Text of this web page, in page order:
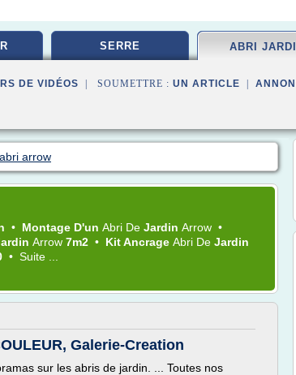
SERRE ABRI
DE VIDÉOS | SOUMETTRE : UN ARTICLE
abri arrow
• Montage D'un Abri De Jardin Arrow •
Arrow 7m2 • Kit Ancrage Abri De Jardin
• Suite ...
Galerie-Creation
sur les abris de jardin. ... Toutes nos